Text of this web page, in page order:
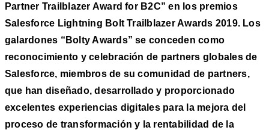
Partner Trailblazer Award for B2C” en los premios
Salesforce Lightning Bolt Trailblazer Awards 2019. Los
galardones “Bolty Awards” se conceden como
reconocimiento y celebración de partners globales de
Salesforce, miembros de su comunidad de partners,
que han diseñado, desarrollado y proporcionado
excelentes experiencias digitales para la mejora del
proceso de transformación y la rentabilidad de la